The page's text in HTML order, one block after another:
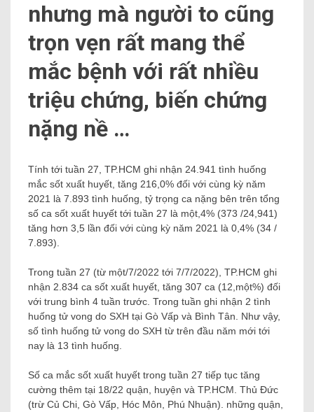
nhưng mà người to cũng
trọn vẹn rất mang thể
mắc bệnh với rất nhiều
triệu chứng, biến chứng
nặng nề …
Tính tới tuần 27, TP.HCM ghi nhận 24.941 tình huống
mắc sốt xuất huyết, tăng 216,0% đối với cùng kỳ năm
2021 là 7.893 tình huống, tỷ trọng ca nặng bên trên tổng
số ca sốt xuất huyết tới tuần 27 là một,4% (373 /24,941)
tăng hơn 3,5 lần đối với cùng kỳ năm 2021 là 0,4% (34 /
7.893).
Trong tuần 27 (từ một/7/2022 tới 7/7/2022), TP.HCM ghi
nhận 2.834 ca sốt xuất huyết, tăng 307 ca (12,một%) đối
với trung bình 4 tuần trước. Trong tuần ghi nhận 2 tình
huống tử vong do SXH tại Gò Vấp và Bình Tân. Như vậy,
số tình huống tử vong do SXH từ trên đầu năm mới tới
nay là 13 tình huống.
Số ca mắc sốt xuất huyết trong tuần 27 tiếp tục tăng
cường thêm tại 18/22 quận, huyện và TP.HCM. Thủ Đức
(trừ Củ Chi, Gò Vấp, Hóc Môn, Phú Nhuận). những quận,